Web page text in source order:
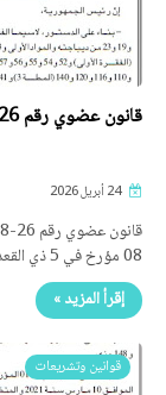
قانون عضوي رقم 26-08 يتعلق بالأحزاب السياسية PDF
24 أبريل 2026
08 مؤرخ في 5 ذي القعدة ع…
إقرأ المزيد »
قوانين وتشريعات